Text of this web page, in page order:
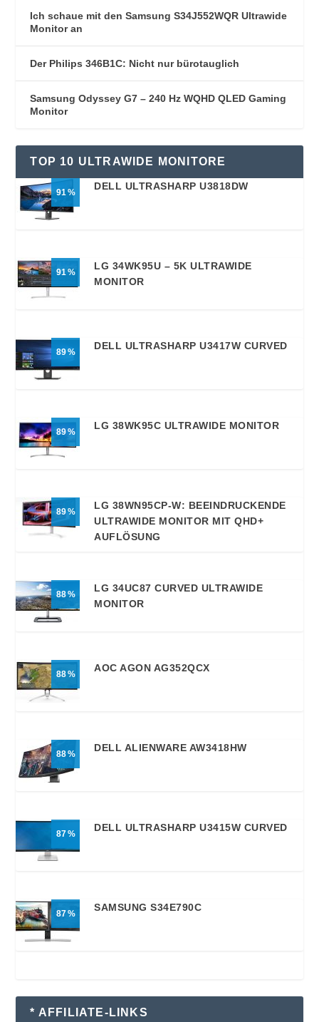
Ich schaue mit den Samsung S34J552WQR Ultrawide
Monitor an
Der Philips 346B1C: Nicht nur bürotauglich
Samsung Odyssey G7 – 240 Hz WQHD QLED Gaming
Monitor
TOP 10 ULTRAWIDE MONITORE
91
DELL ULTRASHARP U3818DW
91
LG 34WK95U – 5K ULTRAWIDE
MONITOR
89
DELL ULTRASHARP U3417W CURVED
89
LG 38WK95C ULTRAWIDE MONITOR
89
LG 38WN95CP-W: BEEINDRUCKENDE
ULTRAWIDE MONITOR MIT QHD+
AUFLÖSUNG
88
LG 34UC87 CURVED ULTRAWIDE
MONITOR
88
AOC AGON AG352QCX
88
DELL ALIENWARE AW3418HW
87
DELL ULTRASHARP U3415W CURVED
87
SAMSUNG S34E790C
* AFFILIATE-LINKS